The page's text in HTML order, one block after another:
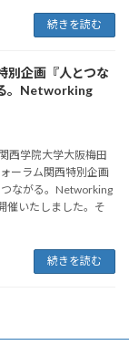
続きを読む
別企画『人とつな
。Networking
西学院大学大阪梅田
ーラム関西特別企画
つながる。Networking
催いたしました。そ
続きを読む